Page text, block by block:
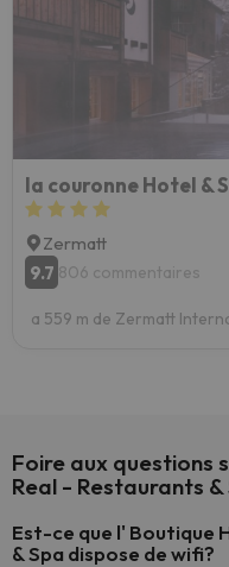
la couronne Hotel &
Zermatt
9.7 806 commentaires
a 559 m de Zermatt
Foire aux questions
Real - Restaurants &
Est-ce que l' Boutique
& Spa dispose de wifi?